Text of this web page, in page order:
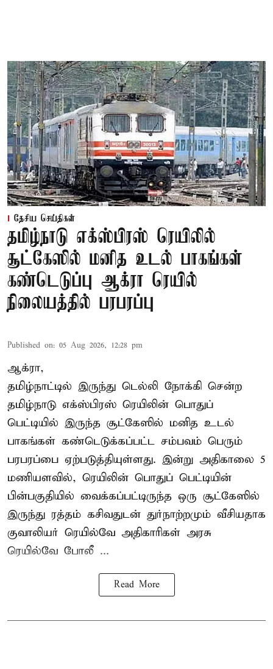
தேசிய செய்திகள்
தமிழ்நாடு எக்ஸ்பிரஸ் ரெயிலில்
சூட்கேஸில் மனித உடல் பாகங்கள்
கண்டெடுப்பு ஆக்ரா ரெயில்
நிலையத்தில் பரபரப்பு
Published on: 05 Aug 2026, 12:28 pm
ஆக்ரா,
தமிழ்நாட்டில் இருந்து டெல்லி நோக்கி சென்ற
தமிழ்நாடு எக்ஸ்பிரஸ் ரெயிலின் பொதுப்
பெட்டியில் இருந்த சூட்கேஸில் மனித உடல்
பாகங்கள் கண்டெடுக்கப்பட்ட சம்பவம் பெரும்
பரபரப்பை ஏற்படுத்தியுள்ளது. இன்று அதிகாலை 5
மணியளவில், ரெயிலின் பொதுப் பெட்டியின்
பின்பகுதியில் வைக்கப்பட்டிருந்த ஒரு சூட்கேஸில்
இருந்து ரத்தம் கசிவதுடன் துர்நாற்றமும் வீசியதாக
குவாலியர் ரெயில்வே அதிகாரிகள் அரசு
ரெயில்வே போலீ ...
Read More